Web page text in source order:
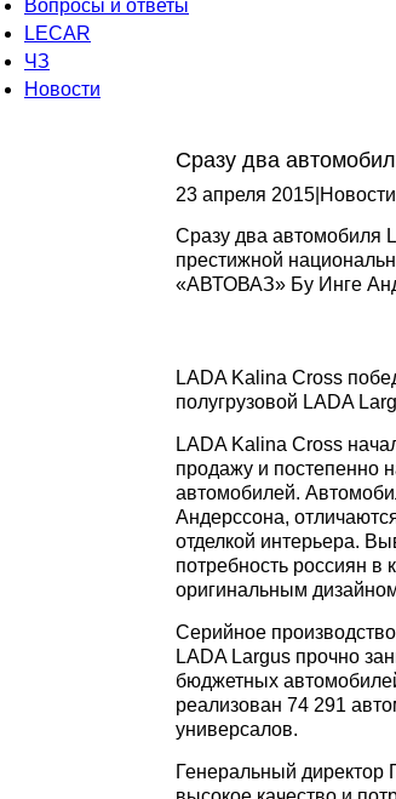
Вопросы и ответы
LECAR
ЧЗ
Новости
Сразу два
23 апреля 2015
Cразу два автомобиля
престижной
«АВТОВАЗ» Бу Инге
LADA Kalina Cross
полугрузовой LADA
LADA Kalina Cross
продажу и постепенно
автомобилей.
Андерссона,
отделкой интерьера.
потребность россиян
оригинальным
Серийное
LADA Largus прочно
бюджетных
реализован 74 291
универсалов.
Генеральный директор